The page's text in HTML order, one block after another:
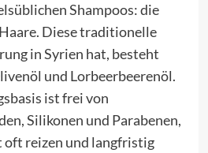
Shampoos: die
Diese traditionelle
in Syrien hat, besteht
und Lorbeerbeerenöl.
ist frei von
Silikonen und Parabenen,
oft reizen und langfristig